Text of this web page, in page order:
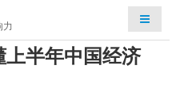
力
检索
半年中国经济